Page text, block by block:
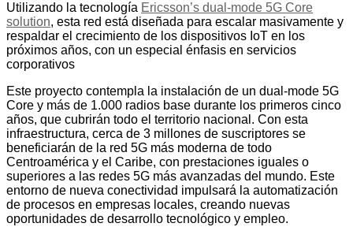
Utilizando la tecnología Ericsson’s dual-mode 5G Core
solution, esta red está diseñada para escalar masivamente y
respaldar el crecimiento de los dispositivos IoT en los
próximos años, con un especial énfasis en servicios
corporativos
Este proyecto contempla la instalación de un dual-mode 5G
Core y más de 1.000 radios base durante los primeros cinco
años, que cubrirán todo el territorio nacional. Con esta
infraestructura, cerca de 3 millones de suscriptores se
beneficiarán de la red 5G más moderna de todo
Centroamérica y el Caribe, con prestaciones iguales o
superiores a las redes 5G más avanzadas del mundo. Este
entorno de nueva conectividad impulsará la automatización
de procesos en empresas locales, creando nuevas
oportunidades de desarrollo tecnológico y empleo.